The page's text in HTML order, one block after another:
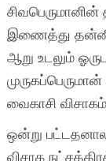
இணைத்து
ஆறு உடலும்
வைகாசி
ஒன்று